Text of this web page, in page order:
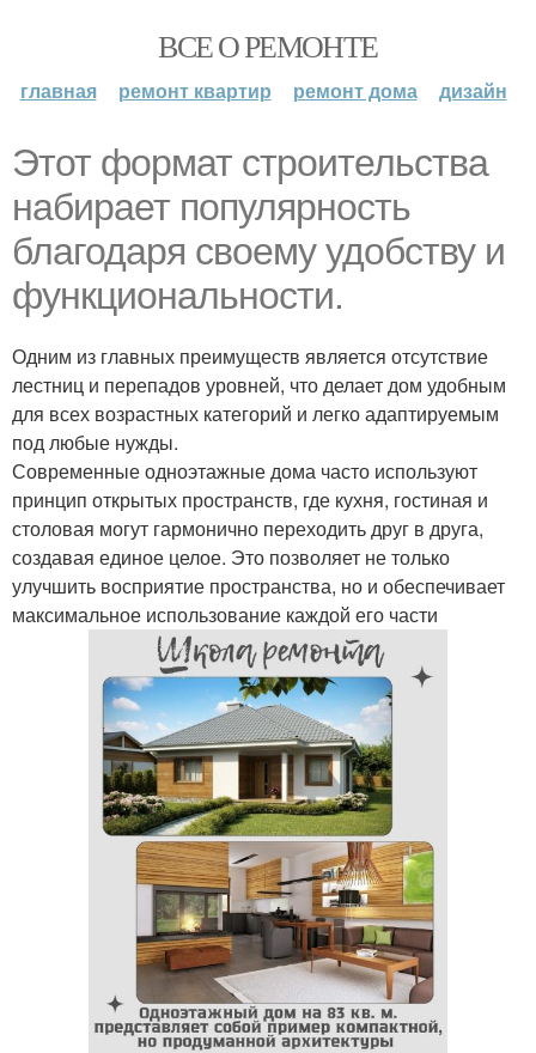
ВСЕ О РЕМОНТЕ
главная ремонт квартир ремонт дома дизайн
Этот формат строительства
набирает популярность
благодаря своему удобству и
функциональности.
Одним из главных преимуществ является отсутствие
лестниц и перепадов уровней, что делает дом удобным
для всех возрастных категорий и легко адаптируемым
под любые нужды.
Современные одноэтажные дома часто используют
принцип открытых пространств, где кухня, гостиная и
столовая могут гармонично переходить друг в друга,
создавая единое целое. Это позволяет не только
улучшить восприятие пространства, но и обеспечивает
максимальное использование каждой его части